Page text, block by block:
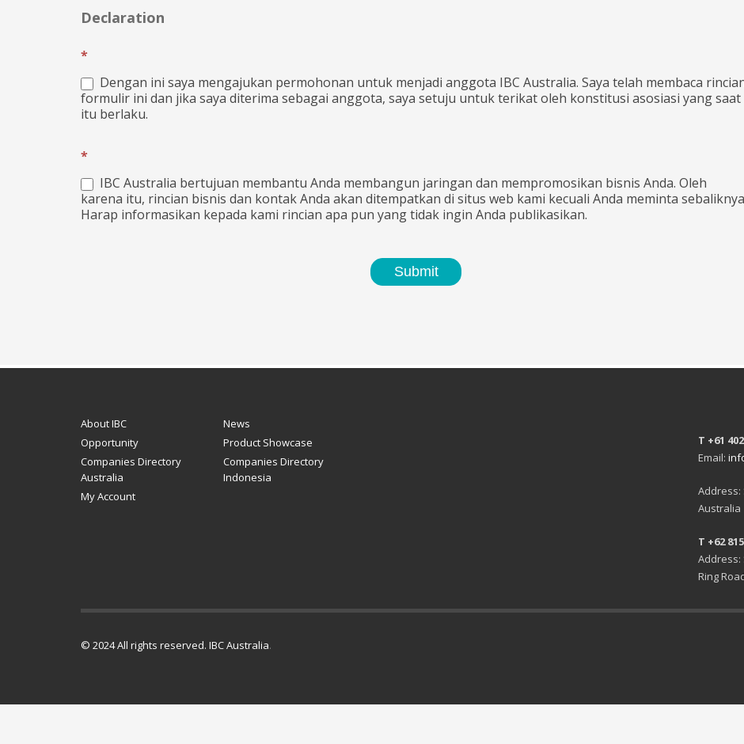
Declaration
*
Dengan ini saya mengajukan permohonan untuk menjadi anggota IBC Australia. Saya telah membaca
formulir ini dan jika saya diterima sebagai anggota, saya setuju untuk terikat oleh konstitusi asosiasi yang saat
itu berlaku.
*
IBC Australia bertujuan membantu Anda membangun jaringan dan mempromosikan bisnis Anda. Oleh
karena itu, rincian bisnis dan kontak Anda akan ditempatkan di situs web kami kecuali Anda meminta
Harap informasikan kepada kami rincian apa pun yang tidak ingin Anda publikasikan.
About IBC
News
Opportunity
Product Showcase
Companies Directory
Australia
Companies Directory
Indonesia
My Account
T +61
Email:
Address:
Australia
T +62
Address:
Ring
© 2024 All rights reserved. IBC Australia.